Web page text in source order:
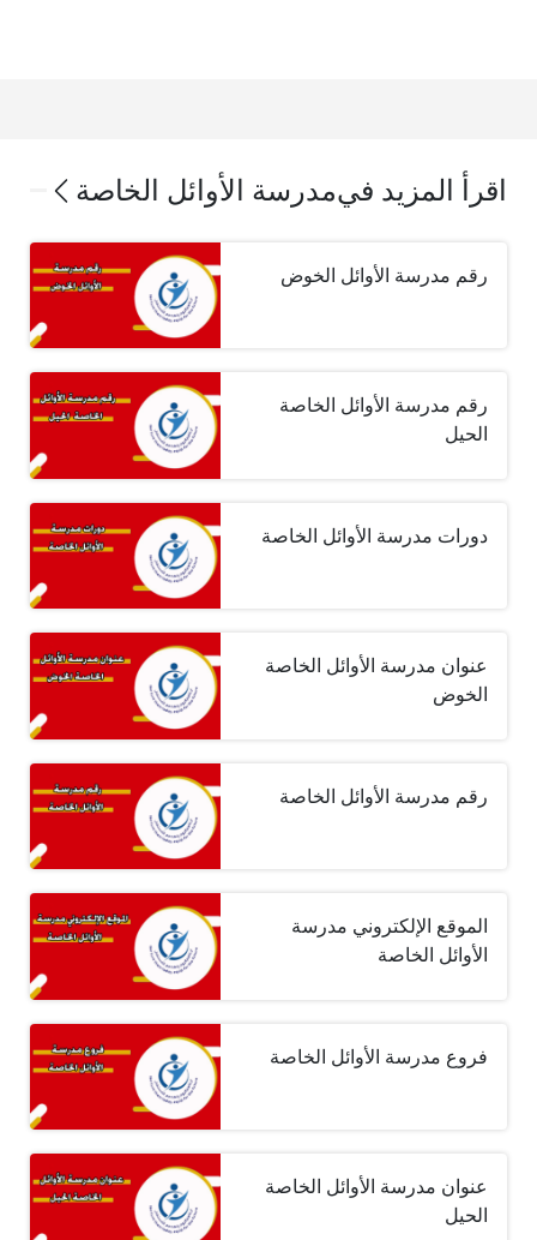
اقرأ المزيد فيمدرسة الأوائل الخاصة
رقم مدرسة الأوائل الخوض
رقم مدرسة الأوائل الخاصة
الحيل
دورات مدرسة الأوائل الخاصة
عنوان مدرسة الأوائل الخاصة
الخوض
رقم مدرسة الأوائل الخاصة
الموقع الإلكتروني مدرسة
الأوائل الخاصة
فروع مدرسة الأوائل الخاصة
عنوان مدرسة الأوائل الخاصة
الحيل